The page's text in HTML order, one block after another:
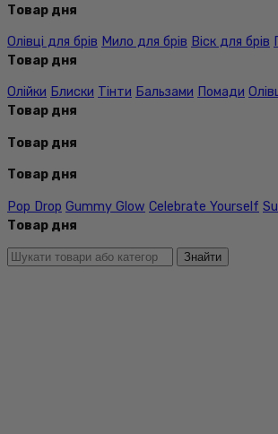
Товар дня
Олівці для брів Мило для брів Віск для брів
Товар дня
Олійки Блиски Тінти Бальзами Помади
Товар дня
Товар дня
Товар дня
Pop Drop Gummy Glow Celebrate Yourself
Товар дня
Знайти